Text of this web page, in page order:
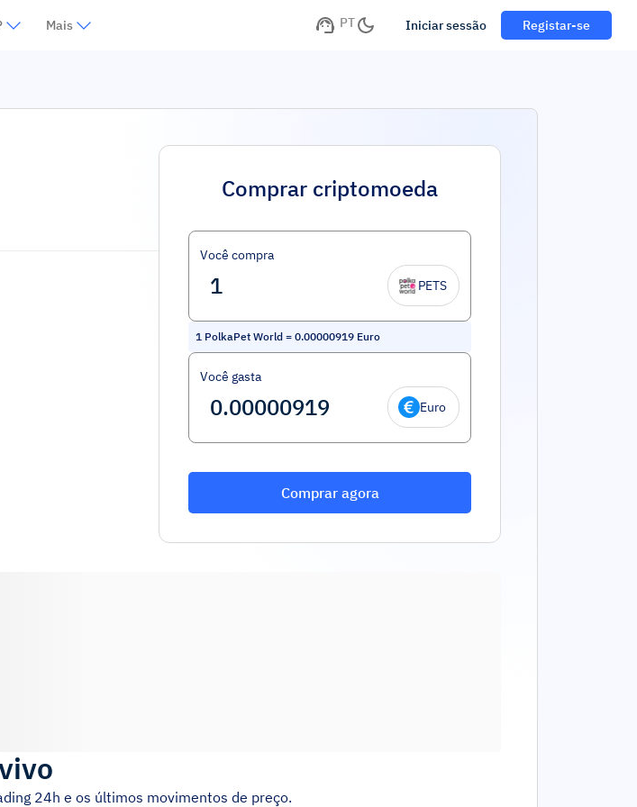
Mais PT Iniciar sessão Registar-se
Comprar criptomoeda
Você compra
PETS
1 PolkaPet World = 0.00000919 Euro
Você gasta
Euro
Comprar agora
24h e os últimos movimentos de preço.